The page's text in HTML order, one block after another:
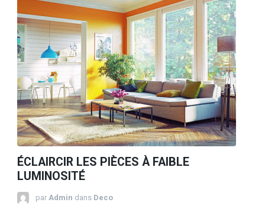
ÉCLAIRCIR LES PIÈCES À FAIBLE
LUMINOSITÉ
par Admin dans Deco